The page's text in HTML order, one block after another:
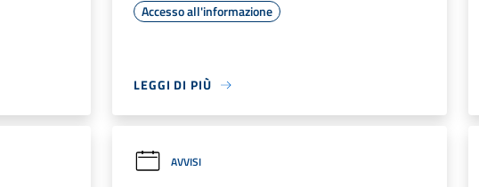
Accesso all'informazione
LEGGI DI PIÙ
AVVISI